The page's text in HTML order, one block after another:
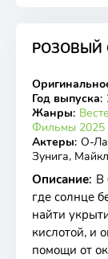
РОЗОВЫЙ
Год выпуска:
Жанры:
Фильмы 2025
Актеры: О-
Зунига,
Описание: В
где солнце
найти
кислотой, и
помощи от